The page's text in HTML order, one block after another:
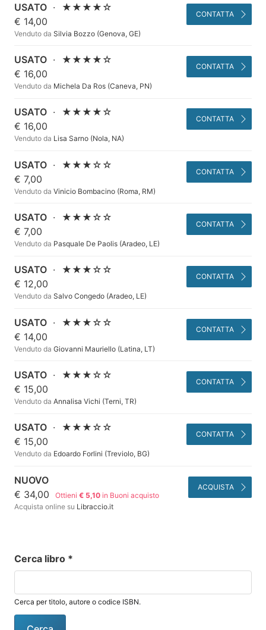
USATO ·
★★★★☆
€ 14,00
Venduto da Silvia Bozzo (Genova, GE)
CONTATTA
USATO ·
★★★★☆
€ 16,00
Venduto da Michela Da Ros (Caneva, PN)
CONTATTA
USATO ·
★★★★☆
€ 16,00
Venduto da Lisa Sarno (Nola, NA)
CONTATTA
USATO ·
★★★☆☆
€ 7,00
Venduto da Vinicio Bombacino (Roma, RM)
CONTATTA
USATO ·
★★★☆☆
€ 7,00
Venduto da Pasquale De Paolis (Aradeo, LE)
CONTATTA
USATO ·
★★★☆☆
€ 12,00
Venduto da Salvo Congedo (Aradeo, LE)
CONTATTA
USATO ·
★★★☆☆
€ 14,00
Venduto da Giovanni Mauriello (Latina, LT)
CONTATTA
USATO ·
★★★☆☆
€ 15,00
Venduto da Annalisa Vichi (Terni, TR)
CONTATTA
USATO ·
★★★☆☆
€ 15,00
Venduto da Edoardo Forlini (Treviolo, BG)
CONTATTA
NUOVO
€ 34,00
Ottieni€ 5,10 in Buoni acquisto
Acquista online su Libraccio.it
ACQUISTA
Cerca libro *
Cerca per titolo, autore o codice ISBN.